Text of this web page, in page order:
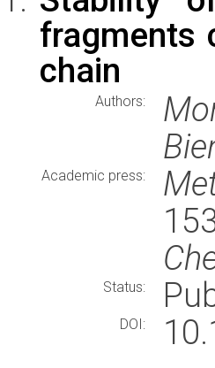
fragments
chain
Authors:
Academic press:
Status:
DOI: